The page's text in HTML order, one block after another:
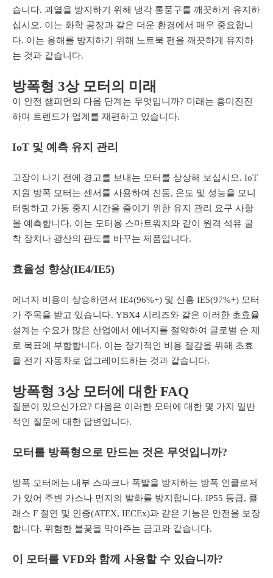
습니다. 과열을 방지하기 위해 냉각 통풍구를 깨끗하게 유지하
십시오. 이는 화학 공장과 같은 더운 환경에서 매우 중요합니
다. 이는 용해를 방지하기 위해 노트북 팬을 깨끗하게 유지하
는 것과 같습니다.
방폭형 3상 모터의 미래
이 안전 챔피언의 다음 단계는 무엇입니까? 미래는 흥미진진
하며 트렌드가 업계를 재편하고 있습니다.
IoT 및 예측 유지 관리
고장이 나기 전에 경고를 보내는 모터를 상상해 보십시오. IoT
지원 방폭 모터는 센서를 사용하여 진동, 온도 및 성능을 모니
터링하고 가동 중지 시간을 줄이기 위한 유지 관리 요구 사항
을 예측합니다. 이는 모터용 스마트워치와 같이 원격 석유 굴
착 장치나 광산의 판도를 바꾸는 제품입니다.
효율성 향상(IE4/IE5)
에너지 비용이 상승하면서 IE4(96%+) 및 신흥 IE5(97%+) 모터
가 주목을 받고 있습니다. YBX4 시리즈와 같은 이러한 초효율
설계는 수요가 많은 산업에서 에너지를 절약하여 글로벌 순 제
로 목표에 부합합니다. 이는 장기적인 비용 절감을 위해 초효
율 전기 자동차로 업그레이드하는 것과 같습니다.
방폭형 3상 모터에 대한 FAQ
질문이 있으신가요? 다음은 이러한 모터에 대한 몇 가지 일반
적인 질문에 대한 답변입니다.
모터를 방폭형으로 만드는 것은 무엇입니까?
방폭 모터에는 내부 스파크나 폭발을 방지하는 방폭 인클로저
가 있어 주변 가스나 먼지의 발화를 방지합니다. IP55 등급, 클
래스 F 절연 및 인증(ATEX, IECEx)과 같은 기능은 안전을 보장
합니다. 위험한 불꽃을 막아주는 금고와 같습니다.
이 모터를 VFD와 함께 사용할 수 있습니까?